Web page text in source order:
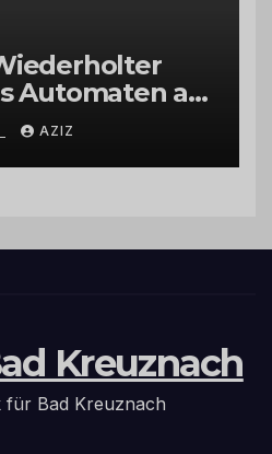
Automaten am
in
Labachweg
AZIZ
Kreuznach
Bad Kreuznach